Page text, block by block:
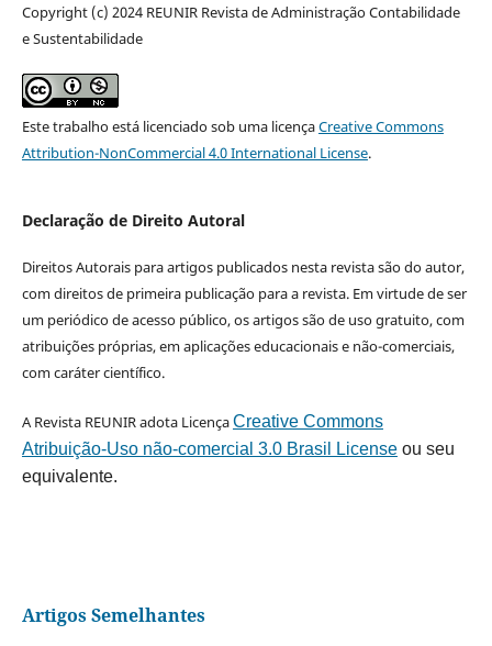
Copyright (c) 2024 REUNIR Revista de Administração Contabilidade
e Sustentabilidade
Este trabalho está licenciado sob uma licençaCreative Commons
Attribution-NonCommercial 4.0 International License.
Declaração de Direito Autoral
Direitos Autorais para artigos publicados nesta revista são do autor,
com direitos de primeira publicação para a revista. Em virtude de ser
um periódico de acesso público, os artigos são de uso gratuito, com
atribuições próprias, em aplicações educacionais e não-comerciais,
com caráter científico.
A Revista REUNIR adota LicençaCreative Commons
Atribuição-Uso não-comercial 3.0 Brasil Licenseou seu
equivalente.
Artigos Semelhantes